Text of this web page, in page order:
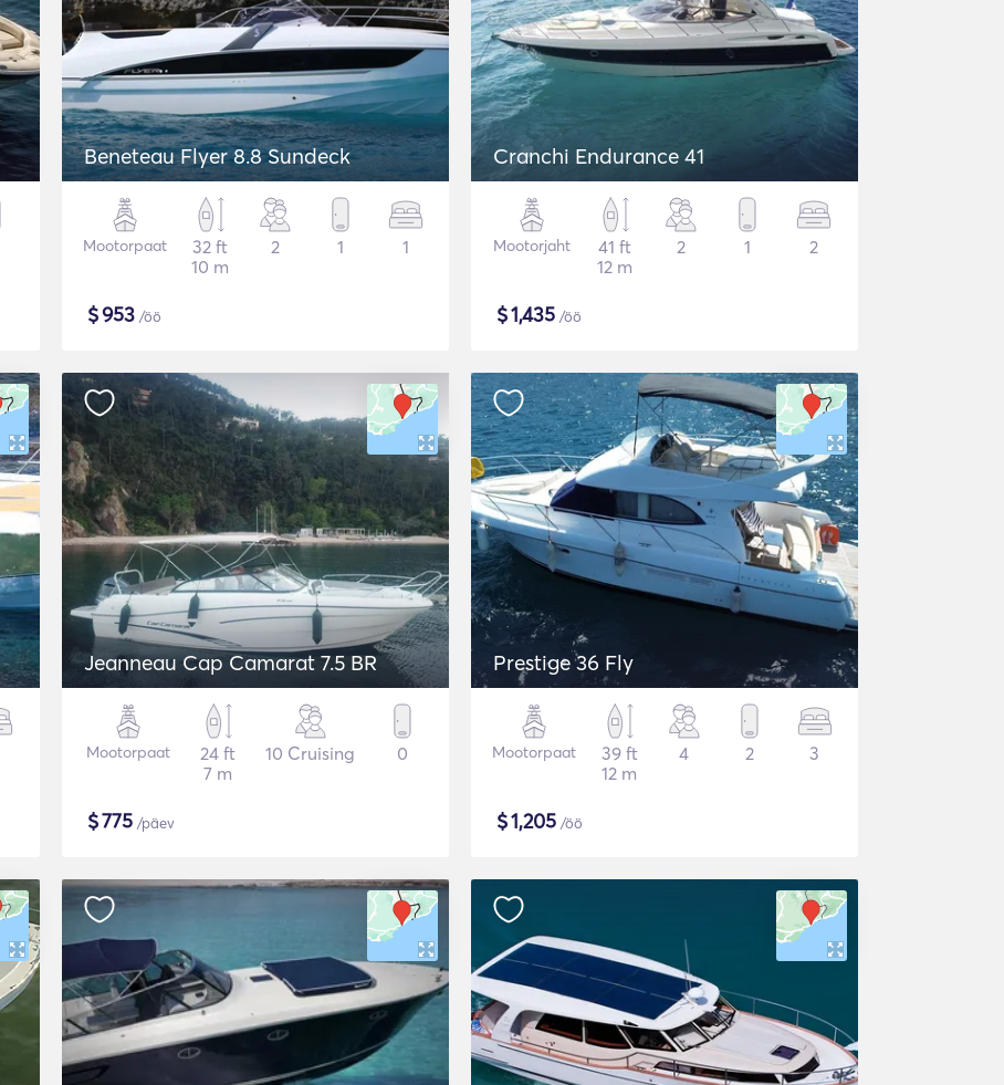
Beneteau Flyer 8.8 Sundeck
Mootorpaat
32 ft
10 m
2 1 1
$953 /öö
Cranchi Endurance 41
Mootorjaht
41 ft
12 m
2 1 2
$1,435 /öö
Jeanneau Cap Camarat 7.5 BR
Mootorpaat
24 ft
7 m
10 Cruising 0
$775 /päev
Prestige 36 Fly
Mootorpaat
39 ft
12 m
4 2 3
$1,205 /öö